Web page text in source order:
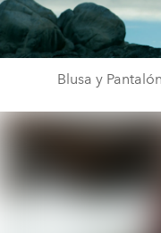
Blusa y